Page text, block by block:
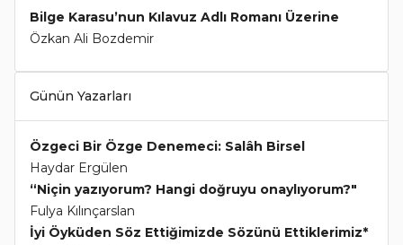
Bilge Karasu’nun Kılavuz Adlı Romanı Üzerine
Özkan Ali Bozdemir
Günün Yazarları
Özgeci Bir Özge Denemeci: Salâh Birsel
Haydar Ergülen
“Niçin yazıyorum? Hangi doğruyu onaylıyorum?"
Fulya Kılınçarslan
İyi Öyküden Söz Ettiğimizde Sözünü Ettiklerimiz*